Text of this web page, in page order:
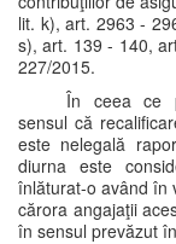
lit. k), art. 2963 -
s), art. 139 - 140,
227/2015.
În ceea ce
sensul că
este nelegală
diurna este
înlăturat-o având în
cărora angajaţii
în sensul prevăzut